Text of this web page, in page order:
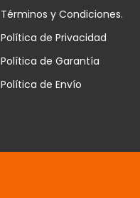
Términos y Condiciones.
Política de Privacidad
Política de Garantía
Política de Envío